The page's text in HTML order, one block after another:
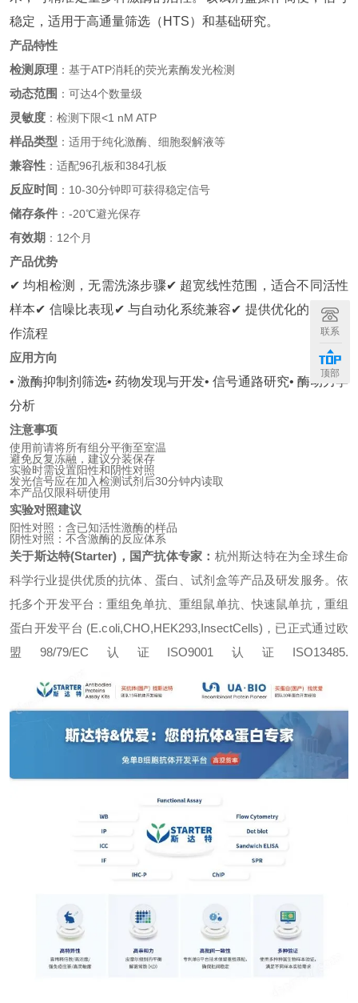
稳定，适用于高通量筛选（HTS）和基础研究。
产品特性
检测原理 ：基于ATP消耗的荧光素酶发光检测
动态范围 ：可达4个数量级
灵敏度 ：检测下限<1 nM ATP
样品类型 ：适用于纯化激酶、细胞裂解液等
兼容性 ：适配96孔板和384孔板
反应时间 ：10-30分钟即可获得稳定信号
储存条件 ：-20℃避光保存
有效期 ：12个月
产品优势
✔ 均相检测，无需洗涤步骤✔ 超宽线性范围，适合不同活性
样本✔ 信噪比表现✔ 与自动化系统兼容✔ 提供优化的标准操
作流程
应用方向
• 激酶抑制剂筛选• 药物发现与开发• 信号通路研究• 酶动力学
分析
注意事项
使用前请将所有组分平衡至室温
避免反复冻融，建议分装保存
实验时需设置阳性和阴性对照
发光信号应在加入检测试剂后30分钟内读取
本产品仅限科研使用
实验对照建议
阳性对照：含已知活性激酶的样品
阴性对照：不含激酶的反应体系
关于斯达特(Starter)，国产抗体专家： 杭州斯达特在为全球生命
科学行业提供优质的抗体、蛋白、试剂盒等产品及研发服务。依
托多个开发平台：重组免单抗、重组鼠单抗、快速鼠单抗，重组
蛋白开发平台 (E.coli,CHO,HEK293,InsectCells)，已正式通过欧
盟98/79/EC认证ISO9001认证ISO13485.
联系
顶部